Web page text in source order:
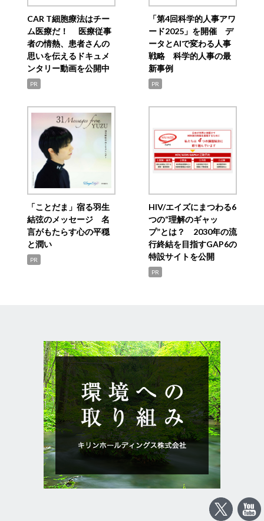
CAR T細胞療法はチー
ム医療だ！ 医療従事
者の情熱、患者さんの
思いを伝えるドキュメ
ンタリー動画を公開中
PR
「第4回科学的人事アワ
ード2025」を開催 デ
ータとAIで変わる人事
戦略 科学的人事の最
新事例
PR
「ことだま」宿る羽生
結弦のメッセージ 名
言がもたらす心の平穏
と潤い
PR
HIV/エイズにまつわる6
つの“理解のギャッ
プ”とは？ 2030年の流
行終結を目指すGAP6の
特設サイトを公開
PR